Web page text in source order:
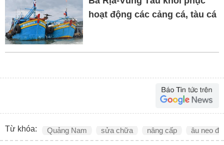
hoạt động các cảng cá, tàu cá
Từ khóa: Quảng Nam sửa chữa nâng cấp âu neo